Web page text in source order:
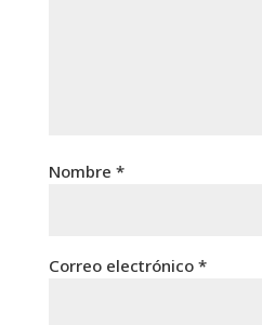
Nombre *
Correo electrónico *